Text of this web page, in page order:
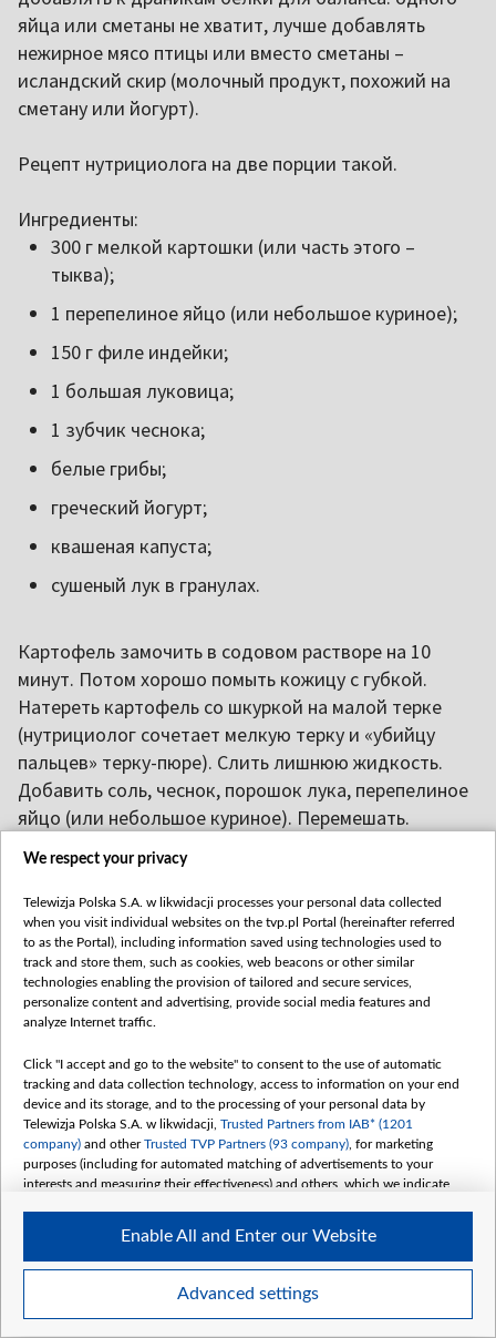
яйца или сметаны не хватит, лучше добавлять
нежирное мясо птицы или вместо сметаны –
исландский скир (молочный продукт, похожий на
сметану или йогурт).
Рецепт нутрициолога на две порции такой.
Ингредиенты:
300 г мелкой картошки (или часть этого –
тыква);
1 перепелиное яйцо (или небольшое куриное);
150 г филе индейки;
1 большая луковица;
1 зубчик чеснока;
белые грибы;
греческий йогурт;
квашеная капуста;
сушеный лук в гранулах.
Картофель замочить в содовом растворе на 10
минут. Потом хорошо помыть кожицу с губкой.
Натереть картофель со шкуркой на малой терке
(нутрициолог сочетает мелкую терку и «убийцу
пальцев» терку-пюре). Слить лишнюю жидкость.
Добавить соль, чеснок, порошок лука, перепелиное
яйцо (или небольшое куриное). Перемешать.
Чтобы драники хорошо пропеклись и не подгорели,
нужно взять стальную или чугунную сковороду,
хорошо прогреть, смазать оливковым маслом.
Жарить драники как обычно, тут ухищрений нет.
К драникам сделать грибную подливку. Обжарить
индейки, посолить. Тушить до готовности мясо.
Выключить огонь и в самом конце добавить
несколько ложек йогурта, перемешать. Подавать
вместе драники, подливку и квашеную капусту.
Драники для Лизы Ветровой
Самый простой рецепт драников «Белсату»
предложила блогерЛиза Ветрова
We respect your privacy
Telewizja Polska S.A. w likwidacji processes your personal data collected
when you visit individual websites on the tvp.pl Portal (hereinafter referred
to as the Portal), including information saved using technologies used to
track and store them, such as cookies, web beacons or other similar
technologies enabling the provision of tailored and secure services,
personalize content and advertising, provide social media features and
analyze Internet traffic.
Click "I accept and go to the website" to consent to the use of automatic
tracking and data collection technology, access to information on your end
device and its storage, and to the processing of your personal data by
Telewizja Polska S.A. w likwidacji, Trusted Partners from IAB* (1201
company) and otherTrusted TVP Partners (93 company) , for marketing
purposes (including for automated matching of advertisements to your
interests and measuring their effectiveness) and others, which we indicate
The purposes of processing your data by TVP S.A. w likwidacji are as
follows:
Use limited data to select advertising
Create profiles for personalised advertising
Advanced settings
Enable All and Enter our Website